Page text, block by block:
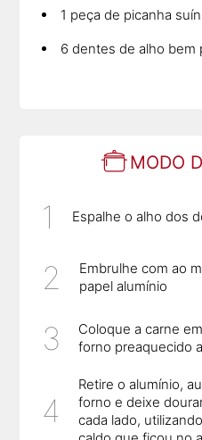
1 peça de picanha
6 dentes de alho bem
MODO
Espalhe o alho dos
Embrulhe com ao
papel alumínio
Coloque a carne
forno preaquecido
Retire o alumínio,
forno e deixe
cada lado,